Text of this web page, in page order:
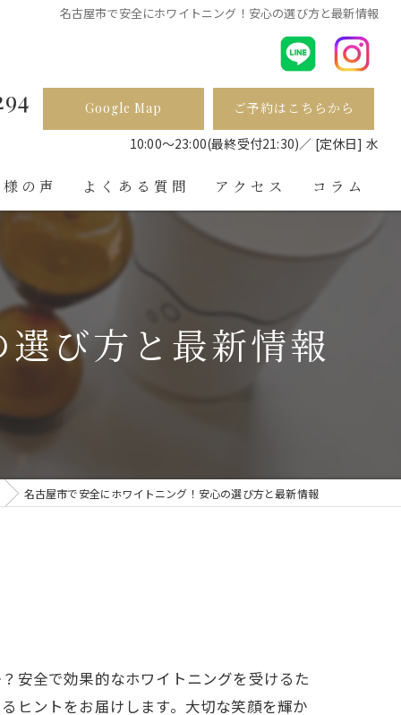
名古屋市で安全にホワイトニング！安心の選び方と最新情報
Google Map ご予約はこちらから
10:00〜23:00(最終受付21:30)／ [定休日] 水
の声 よくある質問 アクセス コラム
び方と最新情報
名古屋市で安全にホワイトニング！安心の選び方と最新情報
安全で効果的なホワイトニングを受けるた
ヒントをお届けします。大切な笑顔を輝か